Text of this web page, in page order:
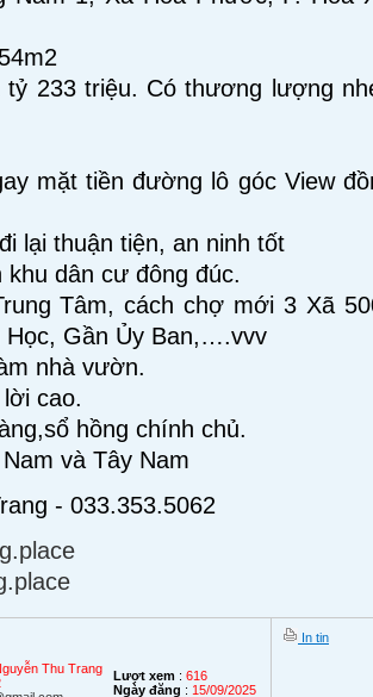
233 triệu. Có thương lượng
mặt tiền đường lô góc View
lại thuận tiện, an ninh tốt
khu dân cư đông đúc.
Tâm, cách chợ mới 3 Xã
Học, Gần Ủy Ban,….vvv
nhà vườn.
cao.
hồng chính chủ.
và Tây Nam
- 033.353.5062
Thu Trang
Lượt xem : 616
Ngày đăng : 15/09/2025
In tin